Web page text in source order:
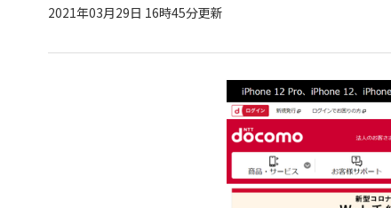
2021年03月29日 16時45分更新